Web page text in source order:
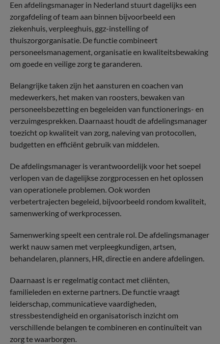
Een afdelingsmanager in Nederland stuurt dagelijks een
zorgafdeling of team aan binnen bijvoorbeeld een
ziekenhuis, verpleeghuis, ggz-instelling of
thuiszorgorganisatie. De functie combineert
personeelsmanagement, organisatie en kwaliteitsbewaking
om goede en veilige zorg te garanderen.
Belangrijke taken zijn het aansturen en coachen van
medewerkers, het maken van roosters, bewaken van
personeelsbezetting en begeleiden van functionerings- en
verzuimgesprekken. Daarnaast houdt de afdelingsmanager
toezicht op kwaliteit van zorg, naleving van protocollen,
budgetten en efficiënt gebruik van middelen.
De afdelingsmanager is verantwoordelijk voor het soepel
verlopen van de dagelijkse zorgprocessen en het oplossen
van operationele problemen. Ook worden
verbetertrajecten begeleid, bijvoorbeeld rondom kwaliteit,
samenwerking of werkprocessen.
Samenwerking speelt een centrale rol. De afdelingsmanager
werkt nauw samen met verpleegkundigen, artsen,
behandelaren, planners, HR, directie en andere afdelingen.
Daarnaast is er regelmatig contact met cliënten,
familieleden en externe partners. De functie vraagt
leiderschap, communicatieve vaardigheden,
stressbestendigheid en organisatorisch inzicht om
verschillende belangen te combineren en continuïteit van
zorg te waarborgen.